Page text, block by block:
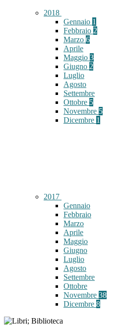
2018
Gennaio 1
Febbraio 2
Marzo 6
Aprile
Maggio 3
Giugno 2
Luglio
Agosto
Settembre
Ottobre 5
Novembre 5
Dicembre 1
2017
Gennaio
Febbraio
Marzo
Aprile
Maggio
Giugno
Luglio
Agosto
Settembre
Ottobre
Novembre 38
Dicembre 8